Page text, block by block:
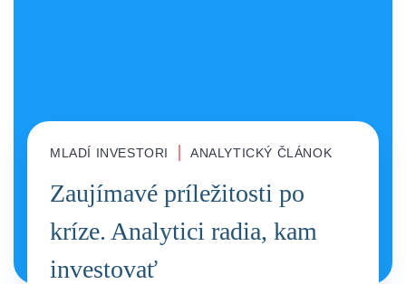
MLADÍ INVESTORI | ANALYTICKÝ ČLÁNOK
Zaujímavé príležitosti po
kríze. Analytici radia, kam
investovať